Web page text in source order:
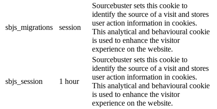
sbjs_migrations session
Sourcebuster sets this cookie to
identify the source of a visit and stores
user action information in cookies.
This analytical and behavioural cookie
is used to enhance the visitor
experience on the website.
sbjs_session 1 hour
Sourcebuster sets this cookie to
identify the source of a visit and stores
user action information in cookies.
This analytical and behavioural cookie
is used to enhance the visitor
experience on the website.